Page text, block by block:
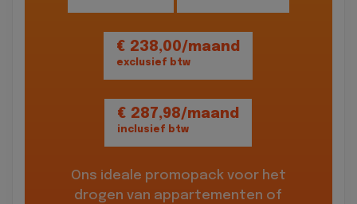
€ 238,00/maand
exclusief btw
€ 287,98/maand
inclusief btw
Ons ideale promopack voor het
drogen van appartementen of